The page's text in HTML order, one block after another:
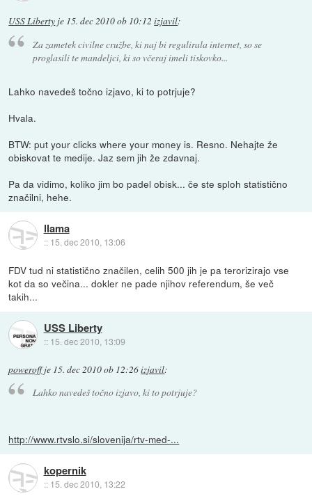
USS Liberty je 15. dec 2010 ob 10:12 izjavil:
Za zametek civilne cružbe, ki naj bi regulirala internet, so se
proglasili te mandeljci, ki so včeraj imeli tiskovko...
Lahko navedeš točno izjavo, ki to potrjuje?
Hvala.
BTW: put your clicks where your money is. Resno. Nehajte že
obiskovat te medije. Jaz sem jih že zdavnaj.
Pa da vidimo, koliko jim bo padel obisk... če ste sploh statistično
značilni, hehe.
llama
:: 15. dec 2010, 13:06
FDV tud ni statistično značilen, celih 500 jih je pa terorizirajo vse
kot da so večina... dokler ne pade njihov referendum, še več
takih...
USS Liberty
:: 15. dec 2010, 13:09
poweroffje 15. dec 2010 ob 12:26izjavil:
Lahko navedeš točno izjavo, ki to potrjuje?
http://www.rtvslo.si/slovenija/rtv-med-...
kopernik
:: 15. dec 2010, 13:22